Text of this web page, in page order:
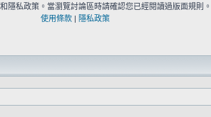
隱私政策。當瀏覽討論區時請確認您已經閱讀過版面規則。
使用條款 | 隱私政策